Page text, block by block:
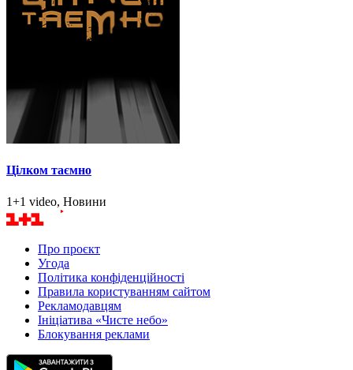
Цілком таємно
1+1 video, Новини
Про проєкт
Угода
Політика конфіденційності
Правила користуванням сайтом
Рекламодавцям
Ініціатива «Чисте небо»
Блокування реклами